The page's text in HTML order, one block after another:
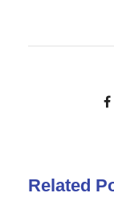
Related